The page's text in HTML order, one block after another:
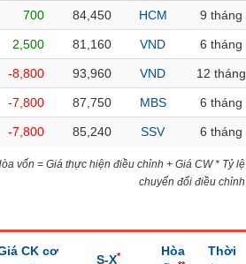
700 84,450 HCM 9 tháng
2,500 81,160 VND 6 tháng
-8,800 93,960 VND 12 tháng
-7,800 87,750 MBS 6 tháng
-7,800 85,240 SSV 6 tháng
vốn = Giá thực hiện điều chỉnh + Giá CW * Tỷ lệ
chuyển đổi điều chỉnh
CK cơ
S-X*
Hòa
Thời